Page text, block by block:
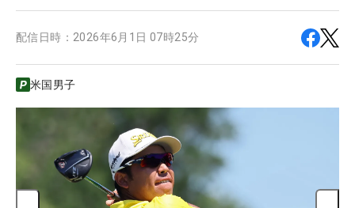
配信日時： 2026年6月1日 07時25分
米国男子